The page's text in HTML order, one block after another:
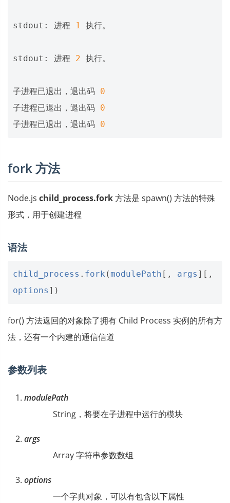
stdout: 进程 1 执行。
stdout: 进程 2 执行。
子进程已退出，退出码 0
子进程已退出，退出码 0
子进程已退出，退出码 0
fork 方法
Node.js child_process.fork方法是 spawn() 方法的特殊
形式，用于创建进程
语法
child_process . fork (modulePath [, args ][,
options ])
for() 方法返回的对象除了拥有 Child Process 实例的所有方
法，还有一个内建的通信信道
参数列表
modulePath
String，将要在子进程中运行的模块
args
Array 字符串参数数组
options
一个字典对象，可以有包含以下属性